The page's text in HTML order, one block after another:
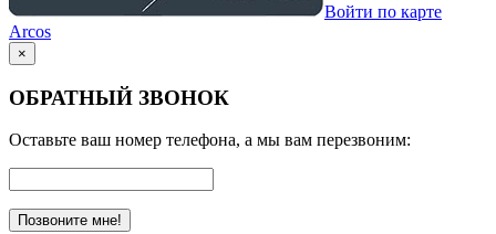
Войти по карте
Arcos
×
ОБРАТНЫЙ ЗВОНОК
Оставьте ваш номер телефона, а мы вам перезвоним:
Позвоните мне!